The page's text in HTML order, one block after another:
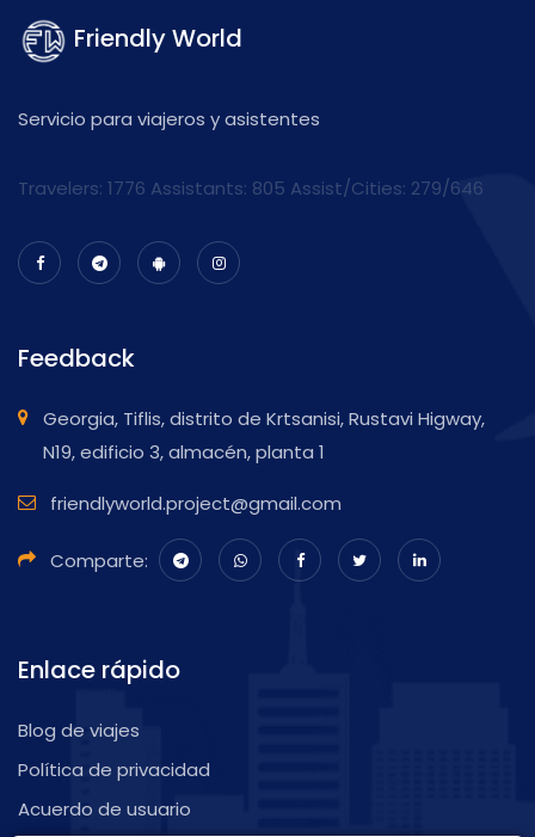
Friendly World
Servicio para viajeros y asistentes
Travelers: 1776 Assistants: 805 Assist/Cities: 279/646
Feedback
Georgia, Tiflis, distrito de Krtsanisi, Rustavi Higway,
N19, edificio 3, almacén, planta 1
friendlyworld.project@gmail.com
Comparte:
Enlace rápido
Blog de viajes
Política de privacidad
Acuerdo de usuario